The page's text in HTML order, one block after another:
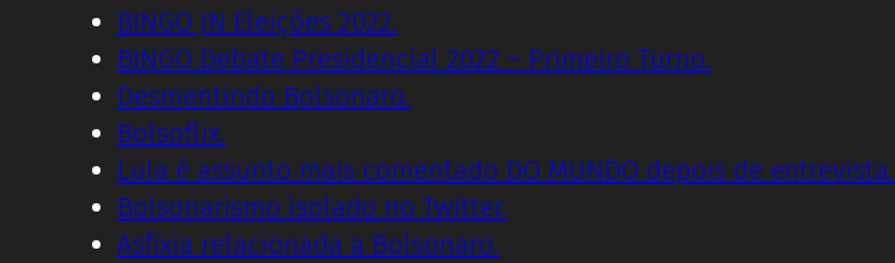
BINGO JN Eleições 2022.
BINGO Debate Presidencial 2022 – Primeiro Turno.
Desmentindo Bolsonaro.
Bolsoflix.
Lula é assunto mais comentado DO MUNDO depois de entrevista.
Bolsonarismo isolado no Twitter.
Asfixia relacionada a Bolsonaro.